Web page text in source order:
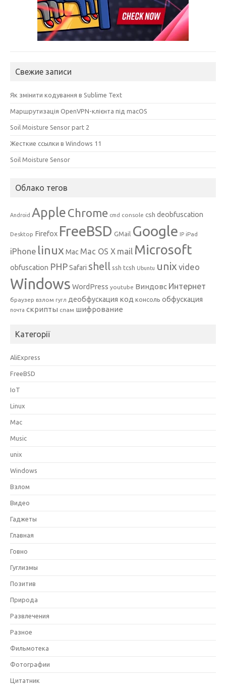
Свежие записи
Як змінити кодування в Sublime Text
Маршрутизація OpenVPN-клієнта під macOS
Soil Moisture Sensor part 2
Жесткие ссылки в Windows 11
Soil Moisture Sensor
Облако тегов
Android Apple Chrome cmd console csh deobfuscation
Desktop Firefox FreeBSD GMail Google IP iPad
iPhone linux Mac Mac OS X mail Microsoft
obfuscation PHPSafari shell ssh tcsh Ubuntu unix video
Windows WordPress youtube Виндовс Интернет
браузер взлом гугл деобфускация код консоль обфускация
почта скрипты спам шифрование
Категорії
AliExpress
FreeBSD
IoT
Linux
Mac
Music
unix
Windows
Взлом
Видео
Гаджеты
Главная
Говно
Гуглизмы
Позитив
Природа
Развлечения
Разное
Фильмотека
Фотографии
Цитатник